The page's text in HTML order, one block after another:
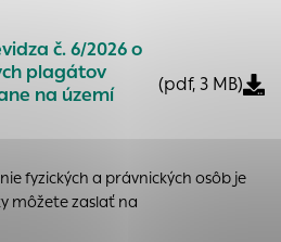
č. 6/2026 o
plagátov
na území
(pdf, 3 MB)
fyzických a právnických osôb je
môžete zaslať na
pre prevádzku nevyhnutné a
stránky uplatniteľnými tým, že
ako je navigácia na stránke a
webovej stránky. Bez
web správne fungovať.
prevádzkovateľovi stránok
stránok stránku používajú, aby